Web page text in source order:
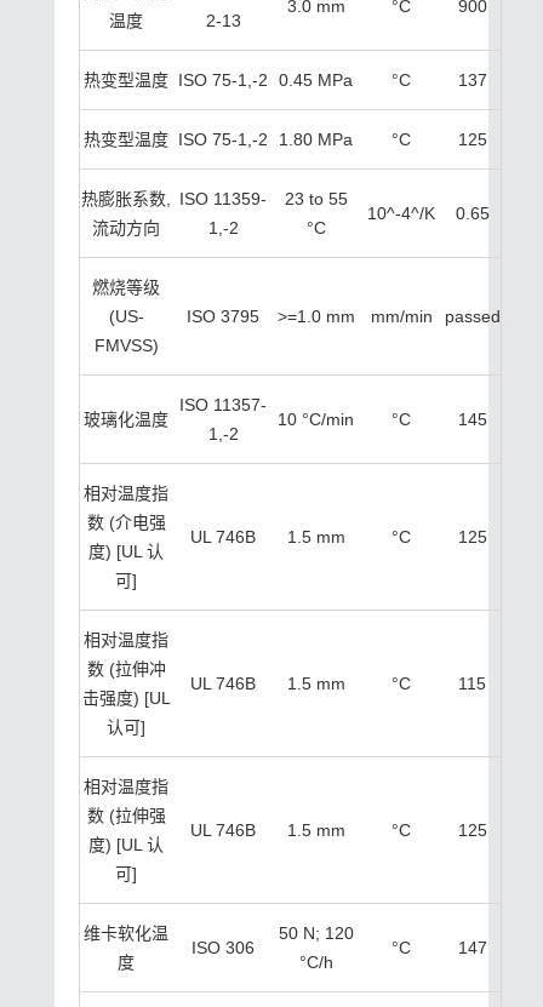
温度
2-13
3.0 mm °C 900
热变型温度 ISO 75-1,-2 0.45 MPa °C 137
热变型温度 ISO 75-1,-2 1.80 MPa °C 125
热膨胀系数,
流动方向
ISO 11359-
1,-2
23 to 55
°C
10^-4^/K 0.65
燃烧等级
(US-
FMVSS)
ISO 3795 >=1.0 mm mm/min passed
玻璃化温度
ISO 11357-
1,-2
10 °C/min °C 145
相对温度指
数 (介电强
度) [UL 认
可]
UL 746B 1.5 mm °C 125
相对温度指
数 (拉伸冲
击强度) [UL
认可]
UL 746B 1.5 mm °C 115
相对温度指
数 (拉伸强
度) [UL 认
可]
UL 746B 1.5 mm °C 125
维卡软化温
度
ISO 306
50 N; 120
°C/h
°C 147